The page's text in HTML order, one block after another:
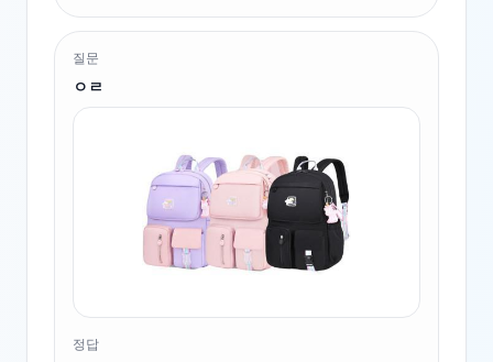
질문
ㅇㄹ
정답